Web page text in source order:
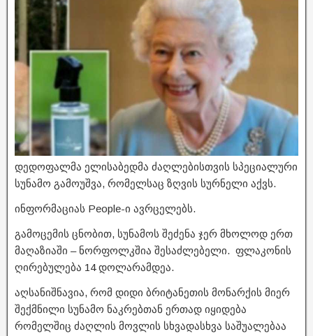
დედოფალმა ელისაბედმა ძაღლებისთვის სპეციალური
სუნამო გამოუშვა, რომელსაც ზღვის სურნელი აქვს.
ინფორმაციას People-ი ავრცელებს.
გამოცემის ცნობით, სუნამოს შეძენა ჯერ მხოლოდ ერთ
მაღაზიაში – ნორფოლკშია შესაძლებელი. ფლაკონის
ღირებულება 14 დოლარამდეა.
აღსანიშნავია, რომ დიდი ბრიტანეთის მონარქის მიერ
შექმნილი სუნამო ნაკრებთან ერთად იყიდება
რომელშიც ძაღლის მოვლის სხვადასხვა საშუალებაა